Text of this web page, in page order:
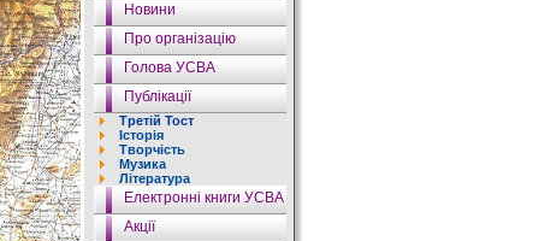
Новини
Про організацію
Голова УСВА
Публікації
Третій Тост
Історія
Творчість
Музика
Література
Електронні книги УСВА
Акції